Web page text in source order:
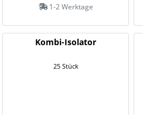
1-2 Werktage
Kombi-Isolator
25 Stück